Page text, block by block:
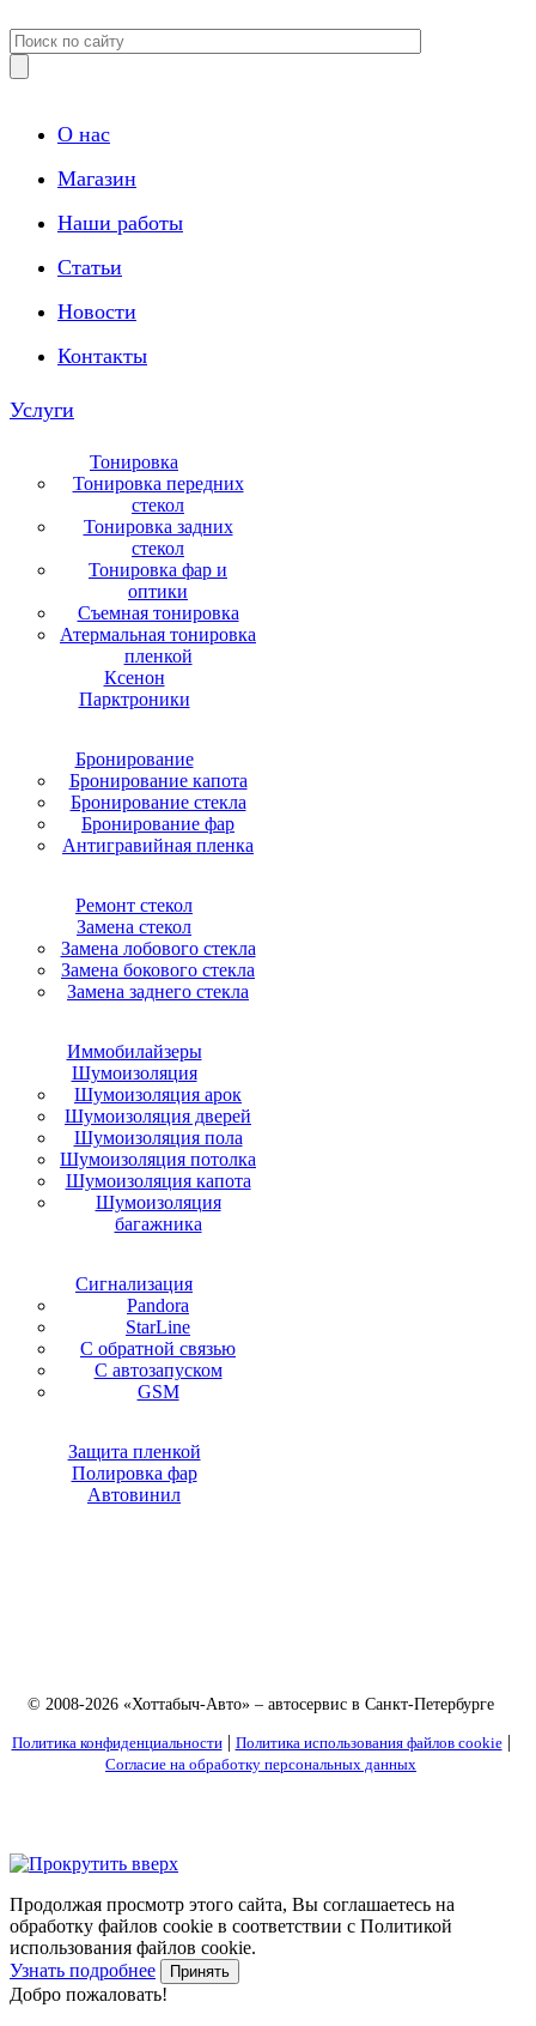
О нас
Магазин
Наши работы
Статьи
Новости
Контакты
Услуги
Тонировка
Тонировка передних
стекол
Тонировка задних
стекол
Тонировка фар и
оптики
Съемная тонировка
Атермальная тонировка
пленкой
Ксенон
Парктроники
Бронирование
Бронирование капота
Бронирование стекла
Бронирование фар
Антигравийная пленка
Ремонт стекол
Замена стекол
Замена лобового стекла
Замена бокового стекла
Замена заднего стекла
Иммобилайзеры
Шумоизоляция
Шумоизоляция арок
Шумоизоляция дверей
Шумоизоляция пола
Шумоизоляция потолка
Шумоизоляция капота
Шумоизоляция
багажника
Сигнализация
Pandora
StarLine
С обратной связью
С автозапуском
GSM
Защита пленкой
Полировка фар
Автовинил
© 2008-2026 «Хоттабыч-Авто» – автосервис в Санкт-Петербурге
Политика конфиденциальности| Политика использования файлов cookie|
Согласие на обработку персональных данных
Продолжая просмотр этого сайта, Вы соглашаетесь на
обработку файлов cookie в соответствии с Политикой
использования файлов cookie.
Узнать подробнее
Принять
Добро пожаловать!